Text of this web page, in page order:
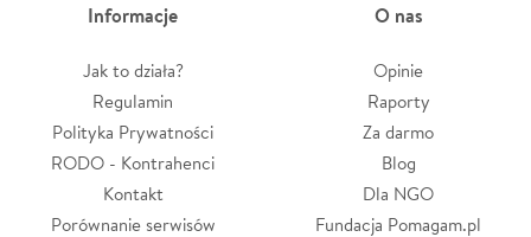
Informacje
Jak to działa?
Regulamin
Polityka Prywatności
RODO - Kontrahenci
Kontakt
Porównanie serwisów
O nas
Opinie
Raporty
Za darmo
Blog
Dla NGO
Fundacja Pomagam.pl